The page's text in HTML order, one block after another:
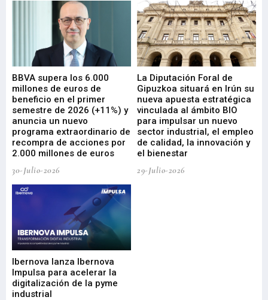
BBVA supera los 6.000
millones de euros de
beneficio en el primer
semestre de 2026 (+11%) y
anuncia un nuevo
programa extraordinario de
recompra de acciones por
2.000 millones de euros
30-Julio-2026
La Diputación Foral de
Gipuzkoa situará en Irún su
nueva apuesta estratégica
vinculada al ámbito BIO
para impulsar un nuevo
sector industrial, el empleo
de calidad, la innovación y
el bienestar
29-Julio-2026
Ibernova lanza Ibernova
Impulsa para acelerar la
digitalización de la pyme
industrial